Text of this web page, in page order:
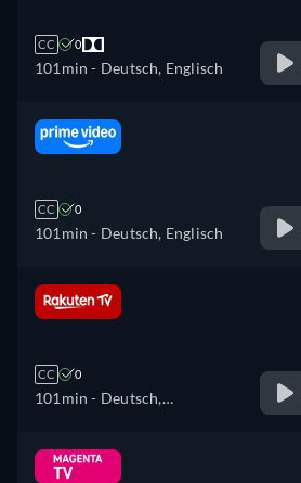
CC 0
101min - Deutsch, Englisch
CC 0
101min - Deutsch, Englisch
CC 0
101min - Deutsch,
Englisch, Spanisch, Finnisch,
Französisch, Ungarisch,